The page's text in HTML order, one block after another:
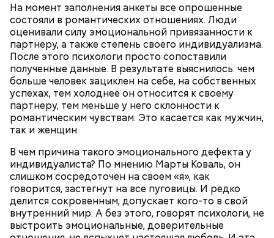
На момент заполнения анкеты все опрошенные
состояли в романтических отношениях. Люди
оценивали силу эмоциональной привязанности к
партнеру, а также степень своего индивидуализма.
После этого психологи просто сопоставили
полученные данные. В результате выяснилось: чем
больше человек зациклен на себе, на собственных
успехах, тем холоднее он относится к своему
партнеру, тем меньше у него склонности к
романтическим чувствам. Это касается как мужчин,
так и женщин.
В чем причина такого эмоционального дефекта у
индивидуалиста? По мнению Марты Коваль, он
слишком сосредоточен на своем «я», как
говорится, застегнут на все пуговицы. И редко
делится сокровенным, допускает кого-то в свой
внутренний мир. А без этого, говорят психологи, не
выстроить эмоциональные, доверительные
День малины со сливками отмечается в США в
честь вкусового сочетания этой ягоды со сливками.
В этот праздник люди едят не только малину со
сливками, но и другие десерты на основе этих
двух ингредиентов. Их можно купить в магазине
или сделать самостоятельно вместе со своими
родными и близкими.
— Кабачки нужно натереть длинными слайсами
(это можно сделать на специальной терке),
похожими на спагетти, и уложить в противень.
Дальше нужно добавить немного растительного
масла, соль, а сверху бросить хаотично
порезанную брынзу. Затем добавляются помидоры
черри или грунтовые, — рассказал шеф-повар.
— Там может содержаться огромное количество
Также не нужно есть дыню до корки, потому что
именно там скапливаются нитраты. И важно
тщательно ее мыть, чтобы не отравиться, добавила
собеседница «ВМ».